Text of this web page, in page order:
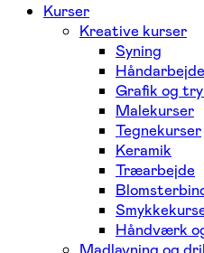
Kurser
Kreative kurser
Syning
Håndarbejde
Grafik og
Malekurser
Tegnekurser
Keramik
Træarbejde
Håndværk